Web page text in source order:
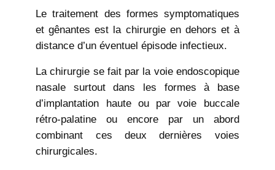
Le traitement des formes symptomatiques
et gênantes est la chirurgie en dehors et à
distance d’un éventuel épisode infectieux.
La chirurgie se fait par la voie endoscopique
nasale surtout dans les formes à base
d’implantation haute ou par voie buccale
rétro-palatine ou encore par un abord
combinant ces deux dernières voies
chirurgicales.